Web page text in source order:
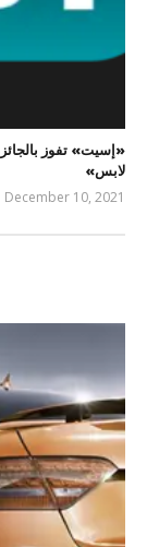
«إسيت» تفوز
لابس»
December 10, 2021